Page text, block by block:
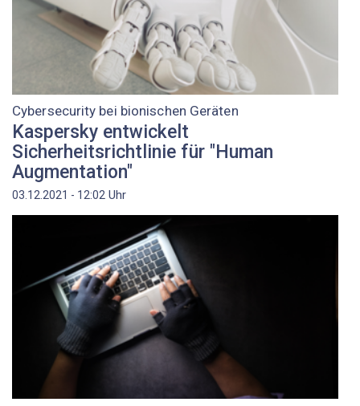
Cybersecurity bei bionischen Geräten
Kaspersky entwickelt
Sicherheitsrichtlinie für "Human
Augmentation"
03.12.2021 - 12:02 Uhr